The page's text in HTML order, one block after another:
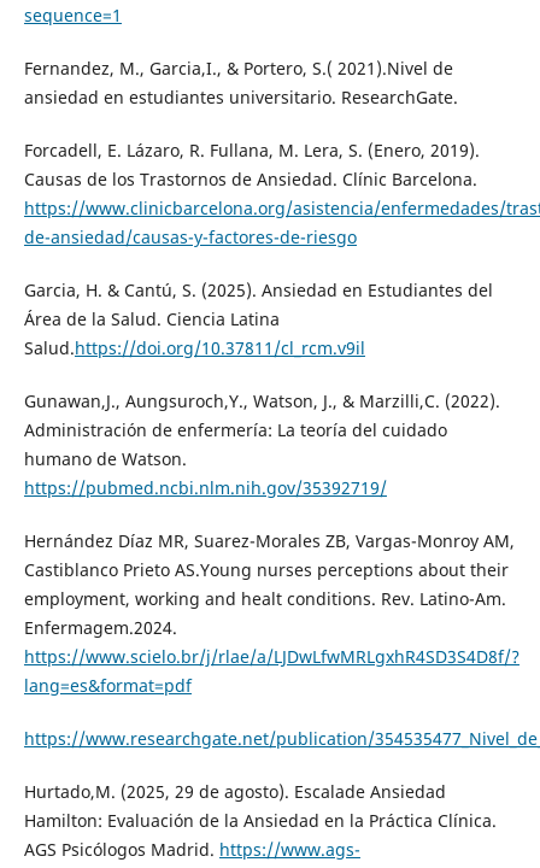
sequence=1
Fernandez, M., Garcia,I., & Portero, S.( 2021).Nivel de
ansiedad en estudiantes universitario. ResearchGate.
Forcadell, E. Lázaro, R. Fullana, M. Lera, S. (Enero, 2019).
Causas de los Trastornos de Ansiedad. Clínic Barcelona.
https://www.clinicbarcelona.org/asistencia/enfermedades/
de-ansiedad/causas-y-factores-de-riesgo
Garcia, H. & Cantú, S. (2025). Ansiedad en Estudiantes del
Área de la Salud. Ciencia Latina
Salud.https://doi.org/10.37811/cl_rcm.v9il
Gunawan,J., Aungsuroch,Y., Watson, J., & Marzilli,C. (2022).
Administración de enfermería: La teoría del cuidado
humano de Watson.
https://pubmed.ncbi.nlm.nih.gov/35392719/
Hernández Díaz MR, Suarez-Morales ZB, Vargas-Monroy AM,
Castiblanco Prieto AS.Young nurses perceptions about their
employment, working and healt conditions. Rev. Latino-Am.
Enfermagem.2024.
https://www.scielo.br/j/rlae/a/LJDwLfwMRLgxhR4SD3S4D8f/?
lang=es&format=pdf
https://www.researchgate.net/publication/
Hurtado,M. (2025, 29 de agosto). Escalade Ansiedad
Hamilton: Evaluación de la Ansiedad en la Práctica Clínica.
AGS Psicólogos Madrid. https://www.ags-